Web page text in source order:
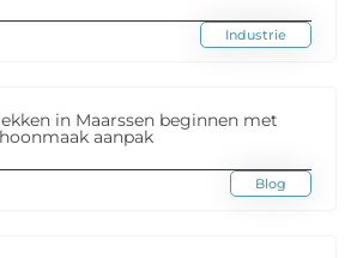
Industrie
in Maarssen beginnen met
aanpak
Blog